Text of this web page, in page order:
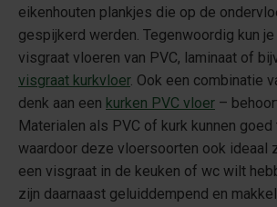
eikenhouten plankjes die op de
gespijkerd werden. Tegenwoordig kun
visgraat vloeren van PVC, laminaat of
visgraat kurkvloer. Ook een combinatie
denk aan een kurken PVC vloer –
Materialen als PVC of kurk kunnen goed
waardoor deze vloersoorten ook ideaal
een visgraat in de keuken of wc wilt
zijn daarnaast geluiddempend en